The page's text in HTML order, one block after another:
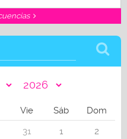
Vie Sáb
Dom
31 1
2